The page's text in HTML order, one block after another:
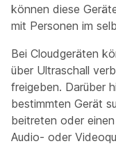
können diese
mit Personen im
Bei Cloudgeräten
über Ultraschall
freigeben. Darüber
bestimmten Gerät
beitreten oder
Audio- oder